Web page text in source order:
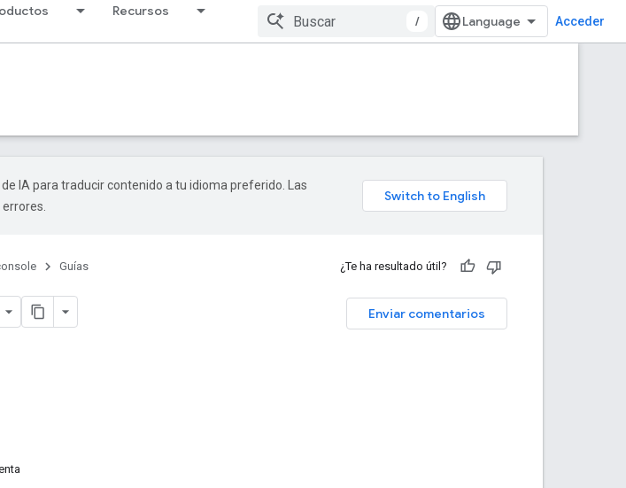
Recursos
/ Acceder
IA para traducir contenido a tu idioma preferido. Las
Guías ¿Te ha resultado útil?
Enviar comentarios